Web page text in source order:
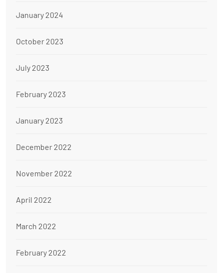
January 2024
October 2023
July 2023
February 2023
January 2023
December 2022
November 2022
April 2022
March 2022
February 2022